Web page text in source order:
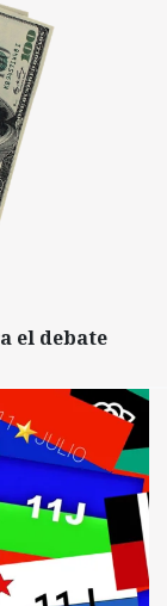
el debate